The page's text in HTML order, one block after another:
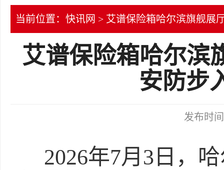
当前位置： 快讯网 > 艾谱保险箱哈尔滨旗舰展
艾谱保险箱哈尔滨
安防步
发布时
2026年7月3日，